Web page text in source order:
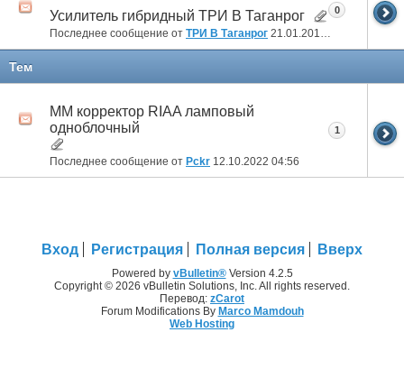
Усилитель гибридный ТРИ В Таганрог
Последнее сообщение от ТРИ В Таганрог 21.01.2018 19:15
0
Тем
ММ корректор RIAA ламповый
одноблочный
Последнее сообщение от Pckr 12.10.2022 04:56
1
Вход Регистрация Полная версия Вверх
Powered by vBulletin®Version 4.2.5
Copyright © 2026 vBulletin Solutions, Inc. All rights reserved.
Перевод: zCarot
Forum Modifications By Marco Mamdouh
Web Hosting